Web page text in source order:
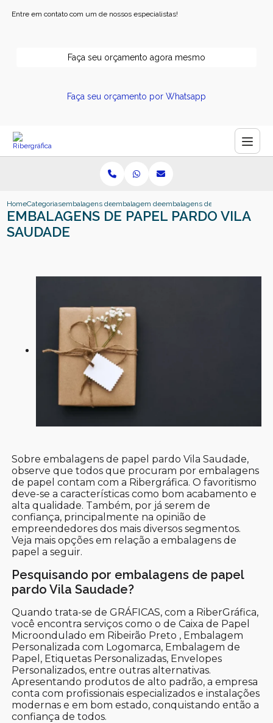
Entre em contato com um de nossos especialistas!
Faça seu orçamento agora mesmo
Faça seu orçamento por Whatsapp
HomeCategoriasembalagens de papelembalagem de papel ribeirao preto
embalagens de papel pardo vila
EMBALAGENS DE PAPEL PARDO VILA
SAUDADE
Sobre embalagens de papel pardo Vila Saudade,
observe que todos que procuram por embalagens
de papel contam com a Ribergráfica. O favoritismo
deve-se a características como bom acabamento e
alta qualidade. Também, por já serem de
confiança, principalmente na opinião de
empreendedores dos mais diversos segmentos.
Veja mais opções em relação a embalagens de
papel a seguir.
Pesquisando por embalagens de papel
pardo Vila Saudade?
Quando trata-se de GRÁFICAS, com a RiberGráfica,
você encontra serviços como o de Caixa de Papel
Microondulado em Ribeirão Preto , Embalagem
Personalizada com Logomarca, Embalagem de
Papel, Etiquetas Personalizadas, Envelopes
Personalizados, entre outras alternativas.
Apresentando produtos de alto padrão, a empresa
conta com profissionais especializados e instalações
modernas e em bom estado, conquistando então a
confiança de todos.